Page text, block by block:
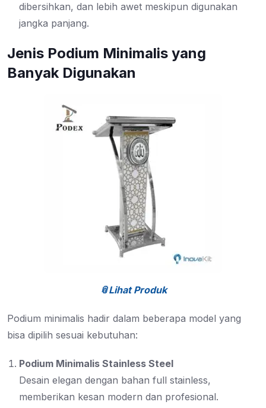
dibersihkan, dan lebih awet meskipun digunakan
jangka panjang.
Jenis Podium Minimalis yang
Banyak Digunakan
📎Lihat Produk
Podium minimalis hadir dalam beberapa model yang
bisa dipilih sesuai kebutuhan:
Podium Minimalis Stainless Steel
Desain elegan dengan bahan full stainless,
memberikan kesan modern dan profesional.